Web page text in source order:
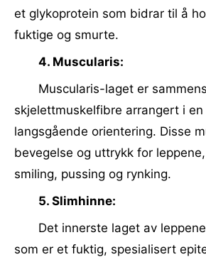
et glykoprotein som bidrar til å
fuktige og smurte.
4. Muscularis:
Muscularis-laget er
skjelettmuskelfibre arrangert i
langsgående orientering. Disse
bevegelse og uttrykk for
smiling, pussing og rynking.
5. Slimhinne:
Det innerste laget av
som er et fuktig, spesialisert